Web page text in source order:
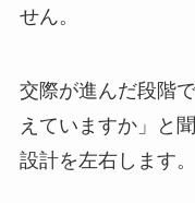
せん。
交際が進んだ段階
えていますか」と
設計を左右します。